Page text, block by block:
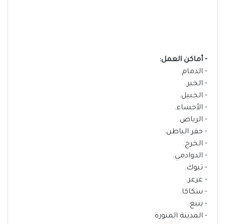
- أماكن العمل:
- الدمام.
- الخبر.
- الجبيل.
- الأحساء.
- الرياض.
- حفر الباطن.
- الخرج.
- الدوادمي.
- تبوك.
- عرعر.
- سكاكا.
- ينبع.
- المدينة المنورة.